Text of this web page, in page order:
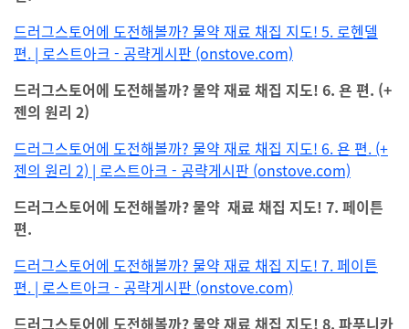
드러그스토어에 도전해볼까? 물약 재료 채집 지도! 5. 로헨델
편. | 로스트아크 - 공략게시판 (onstove.com)
드러그스토어에 도전해볼까? 물약 재료 채집 지도! 6. 욘 편. (+
젠의 원리 2)
드러그스토어에 도전해볼까? 물약 재료 채집 지도! 6. 욘 편. (+
젠의 원리 2) | 로스트아크 - 공략게시판 (onstove.com)
드러그스토어에 도전해볼까? 물약 재료 채집 지도! 7. 페이튼
편.
드러그스토어에 도전해볼까? 물약 재료 채집 지도! 7. 페이튼
편. | 로스트아크 - 공략게시판 (onstove.com)
드러그스토어에 도전해볼까? 물약 재료 채집 지도! 8. 파푸니카